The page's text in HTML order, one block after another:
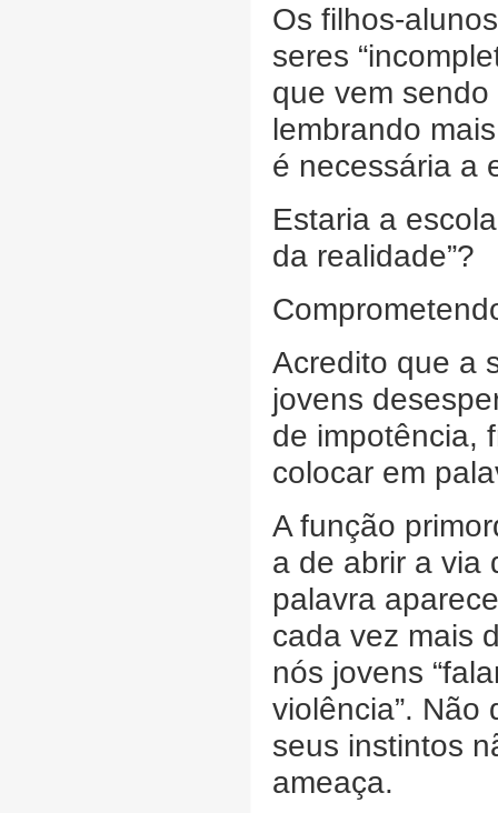
Os filhos-
seres
que vem
lembrando
é necessária a
Estaria a
da realidade”?
Acredito que a
jovens
de impotência,
colocar em
A função
a de abrir a via
palavra
cada vez mais
nós jovens
violência”.
seus instintos
ameaça.